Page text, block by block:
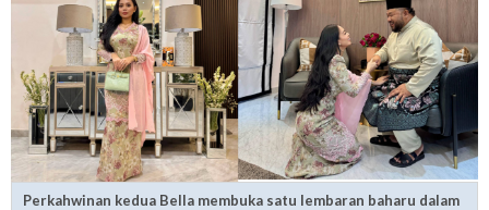
Perkahwinan kedua Bella membuka satu lembaran baharu dalam